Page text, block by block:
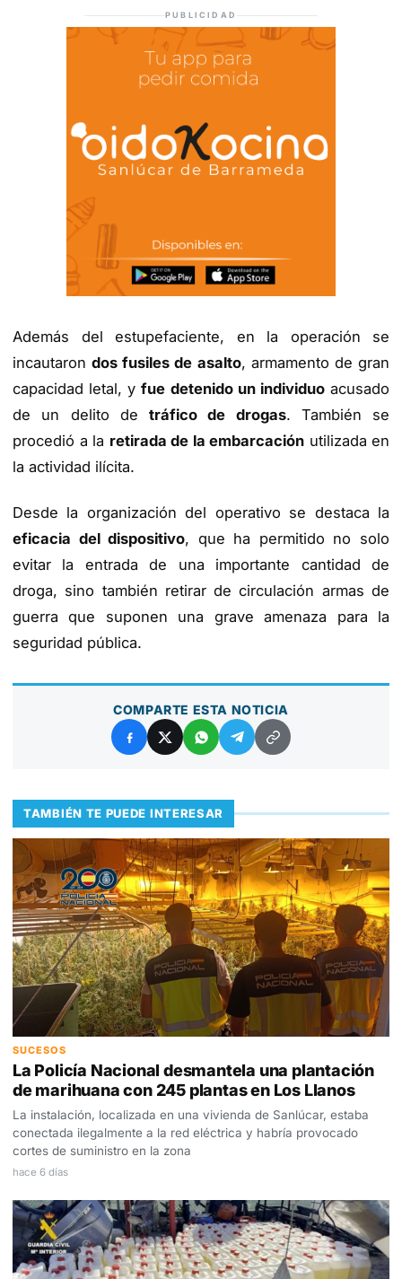
PUBLICIDAD
Además del estupefaciente, en la operación se
incautarondos fusiles de asalto, armamento de gran
capacidad letal, yfue detenido un individuoacusado
de un delito de tráfico de drogas. También se
procedió a la retirada de la embarcación utilizada en
la actividad ilícita.
Desde la organización del operativo se destaca la
eficacia del dispositivo, que ha permitido no solo
evitar la entrada de una importante cantidad de
droga, sino también retirar de circulación armas de
guerra que suponen una grave amenaza para la
seguridad pública.
COMPARTE ESTA NOTICIA
TAMBIÉN TE PUEDE INTERESAR
SUCESOS
La Policía Nacional desmantela una plantación
de marihuana con 245 plantas en Los Llanos
La instalación, localizada en una vivienda de Sanlúcar, estaba
conectada ilegalmente a la red eléctrica y habría provocado
cortes de suministro en la zona
hace 6 días